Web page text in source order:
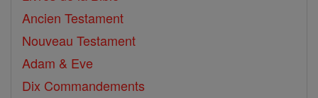
Ancien Testament
Nouveau Testament
Adam & Eve
Dix Commandements